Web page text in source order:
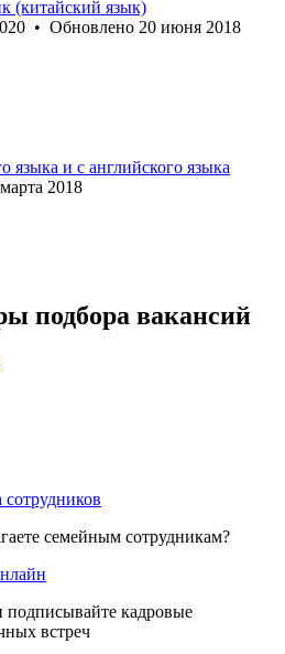
(китайский язык)
• Обновлено 20 июня 2018
языка и с английского языка
2018
подбора вакансий
семейным сотрудникам?
подписывайте кадровые
встреч